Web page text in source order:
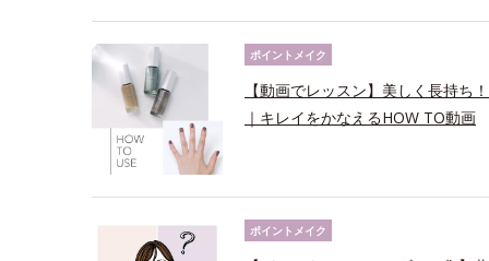
ポイントメイク
【動画でレッスン】美しく長持ち
｜キレイをかなえるHOW TO動画
ポイントメイク